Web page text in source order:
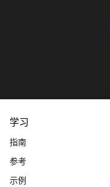
学习
指南
参考
示例